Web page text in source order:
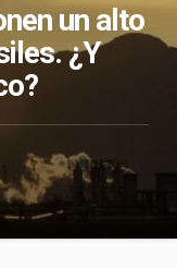
un alto
¿Y